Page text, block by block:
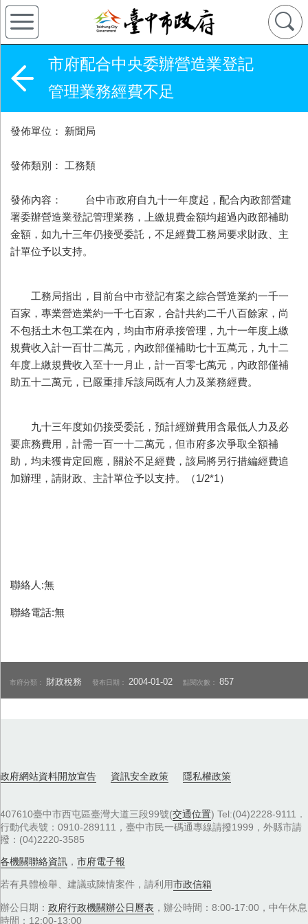
市府配合中央委辦營造業登記
管理業務經費不足
發佈單位： 新聞局
發佈類別： 工務類
發佈內容： 台中市政府自九十一年度起，配合內政部營建
署委辦營造業登記管理業務，上繳規費金額均超過內政部補助
金額，如九十三年仍接受委託，不足經費工務局要求財政、主
計單位予以支持。
工務局指出，目前台中市登記有案之綜合營造業約一千一
百家，專業營造業約一千七百家，合計共約二千八百餘家，尚
不包括土木包工業在內，均由市府承接管理，九十一年度上繳
規費收入計一百廿二萬元，內政部僅補助七十五萬元，九十二
年度上繳規費收入至十一月止，計一百零七萬元，內政部僅補
助五十二萬元，已嚴重排斥該局既有人力及業務經費。
九十三年度如仍接受委託，預計經辦費用含最低人力及必
要庶務費用，計需一百一十二萬元，但市府多次爭取全額補
助，均未獲肯定回應，關於不足經費，該局將另行措編經費追
加辦理，請財政、主計單位予以支持。（1/2*1）
聯絡人:無
聯絡電話:無
市府分類： 財政稅務 發布日期： 2004-01-02 點閱次數：857
政府網站資料開放宣告 資訊安全政策 隱私權政策
407610臺中市西屯區臺灣大道三段99號(交通位置) Tel:(04)2228-9111．
行動代表號：0910-289111，臺中市民一碼通專線請撥1999，外縣市請
撥：(04)2220-3585
各機關聯絡資訊 ， 市府電子報
若有具體檢舉、建議或陳情案件，請利用市政信箱
辦公日期： 政府行政機關辦公日曆表 ，辦公時間：8:00-17:00，中午休息
時間：12:00-13:00